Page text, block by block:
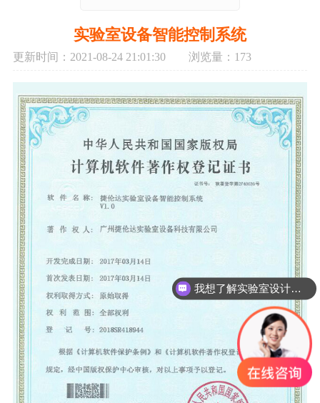
实验室设备智能控制系统
更新时间：2021-08-24 21:01:30 浏览量： 173
我想了解实验室设计装修配套工程情况？